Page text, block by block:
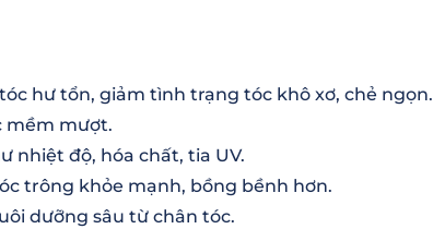
hư tổn, giảm tình trạng tóc khô xơ, chẻ ngọn.
mềm mượt.
nhiệt độ, hóa chất, tia UV.
trông khỏe mạnh, bồng bềnh hơn.
dưỡng sâu từ chân tóc.